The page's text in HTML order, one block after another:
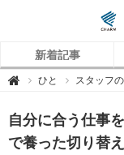
新着記事
 チ
P
O
I
N
ひと スタッフ
自分に合う仕事
で養った切り替